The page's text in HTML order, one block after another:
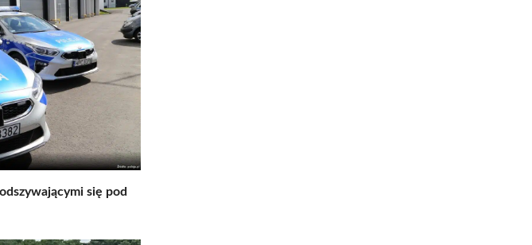
się pod